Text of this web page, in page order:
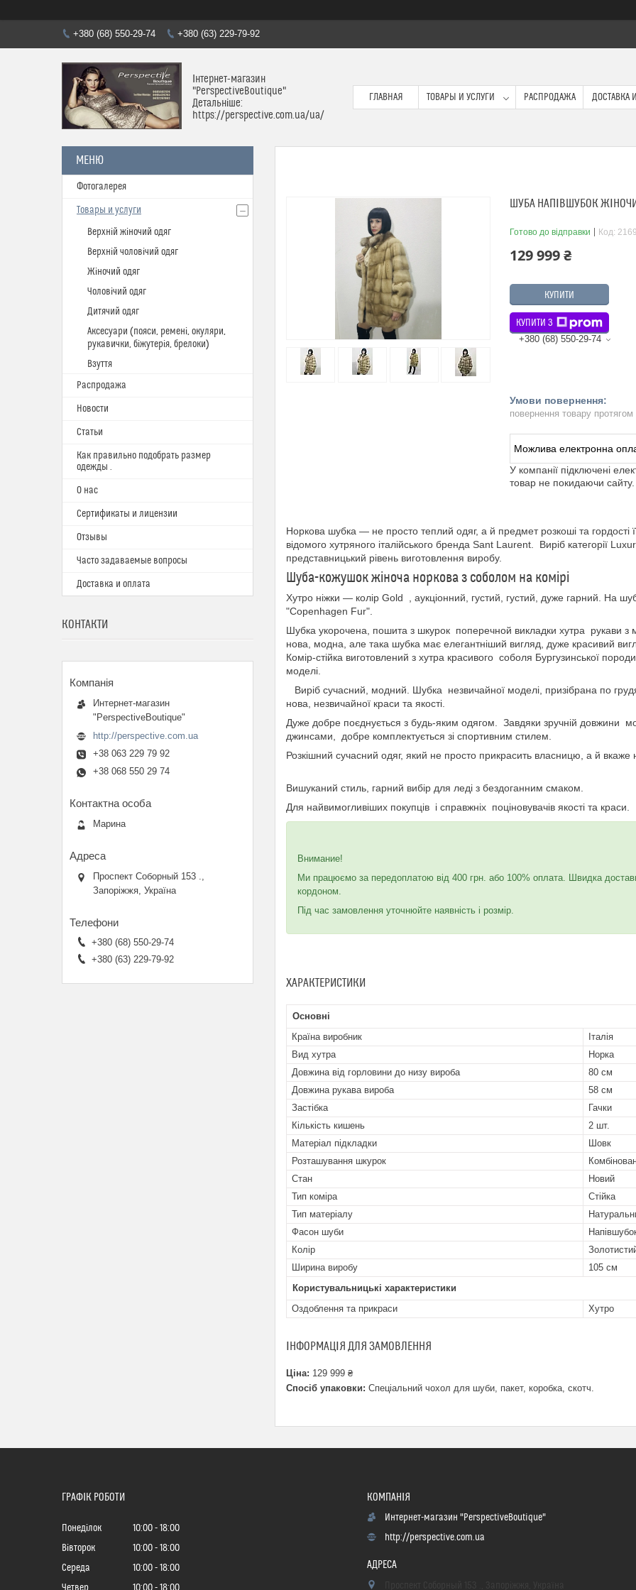
+380 (68) 550-29-74 +380 (63) 229-79-92
Інтернет-магазин
"PerspectiveBoutique"
Детальніше:
https://perspective.com.ua/ua/
ГЛАВНАЯ ТОВАРЫ И УСЛУГИ РАСПРОДАЖА ДОСТАВКА
ШУБА НАПІВШУБОК
Готово до відправки Код:
129 999 ₴
КУПИТИ
КУПИТИ З
+380 (68) 550-29-74
повернення товару протягом
У компанії підключені
товар не покидаючи сайту.
Норкова шубка — не просто теплий одяг, а й предмет розкоші та гордості
відомого хутряного італійського бренда Sant Laurent. Виріб категорії
представницький рівень виготовлення виробу.
Шуба-кожушок жіноча норкова з соболом на комірі
Хутро ніжки — колір Gold , аукціонний, густий, густий, дуже гарний. На
"Copenhagen Fur".
Шубка укорочена, пошита з шкурок поперечной викладки хутра рукави з
нова, модна, але така шубка має елегантніший вигляд, дуже красивий
Комір-стійка виготовлений з хутра красивого соболя Бургузинської
моделі.
Виріб сучасний, модний. Шубка незвичайної моделі, призібрана по
нова, незвичайної краси та якості.
Дуже добре поєднується з будь-яким одягом. Завдяки зручній довжини
джинсами, добре комплектується зі спортивним стилем.
Розкішний сучасний одяг, який не просто прикрасить власницю, а й вкаже
Вишуканий стиль, гарний вибір для леді з бездоганним смаком.
Для найвимогливіших покупців і справжніх поціновувачів якості та краси.
Внимание!
Ми працюємо за передоплатою від 400 грн. або 100% оплата. Швидка
кордоном.
Під час замовлення уточнюйте наявність і розмір.
ХАРАКТЕРИСТИКИ
Основні
Країна виробник
Італія
Вид хутра
Норка
Довжина від горловини до низу вироба
80 см
Довжина рукава вироба
58 см
Застібка
Гачки
Кількість кишень
2 шт.
Матеріал підкладки
Шовк
Розташування шкурок
Стан
Новий
Тип коміра
Стійка
Тип матеріалу
Фасон шуби
Колір
Ширина виробу
105 см
Користувальницькі характеристики
Оздоблення та прикраси
Хутро
ІНФОРМАЦІЯ ДЛЯ ЗАМОВЛЕННЯ
Ціна: 129 999 ₴
Спосіб упаковки: Спеціальний чохол для шуби, пакет, коробка, скотч.
Фотогалерея
Товары и услуги
Верхній жіночий одяг
Верхній чоловічий одяг
Жіночий одяг
Чоловічий одяг
Дитячий одяг
Аксесуари (пояси, ремені, окуляри,
рукавички, біжутерія, брелоки)
Взуття
Распродажа
Новости
Статьи
Как правильно подобрать размер
одежды .
О нас
Сертификаты и лицензии
Отзывы
Часто задаваемые вопросы
Доставка и оплата
КОНТАКТИ
Интернет-магазин
"PerspectiveBoutique"
http://perspective.com.ua
+38 063 229 79 92
+38 068 550 29 74
Марина
Проспект Соборный 153 .,
Запоріжжя, Україна
+380 (68) 550-29-74
+380 (63) 229-79-92
ГРАФІК РОБОТИ
Понеділок 10:00
18:00
Вівторок
10:00
18:00
Середа
10:00
18:00
Интернет-магазин "PerspectiveBoutique"
http://perspective.com.ua